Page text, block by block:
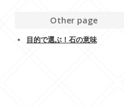
Other page
目的で選ぶ！石の意味